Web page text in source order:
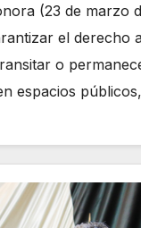
(23 de marzo
el derecho
o
espacios